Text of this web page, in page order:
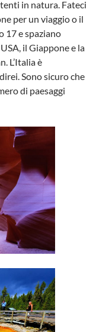
in natura. Fateci
per un viaggio o il
17 e spaziano
il Giappone e la
L’Italia è
Sono sicuro che
di paesaggi